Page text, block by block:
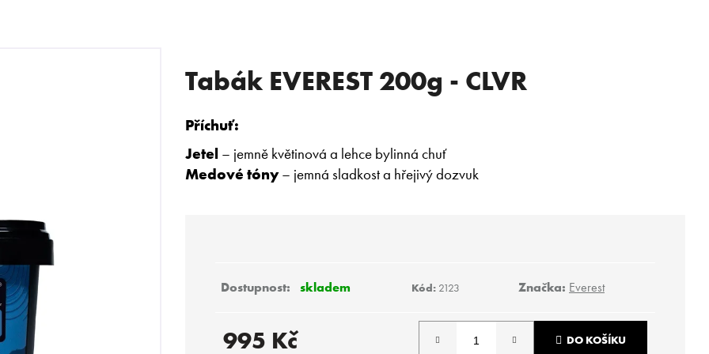
Tabák EVEREST 200g - CLVR
Příchuť:
Jetel – jemně květinová a lehce bylinná chuť
Medové tóny– jemná sladkost a hřejivý dozvuk
skladem Kód: 2123 Značka: Everest
995 Kč DO KOŠÍKU
POTŘEBUJETE NAJÍT?
HLEDAT